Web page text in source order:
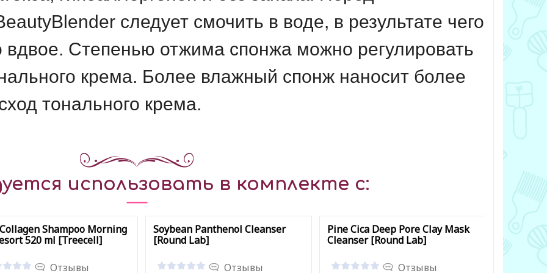
следует смочить в воде, в результате чего
вдвое. Степенью отжима спонжа можно регулировать
крема. Более влажный спонж наносит более
тонального крема.
использовать в комплекте с:
Shampoo Morning
520 ml [Treecell]
Отзывы
Soybean Panthenol Cleanser
[Round Lab]
Отзывы
Pine Cica Deep Pore Clay Mask
Cleanser [Round Lab]
Отзывы